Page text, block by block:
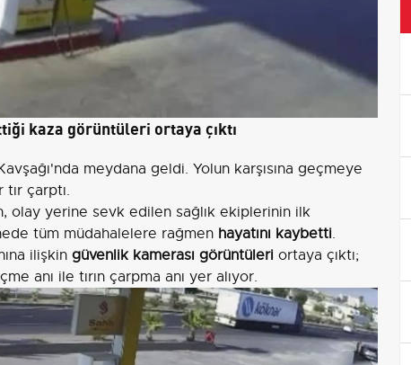
kaza görüntüleri ortaya çıktı
meydana geldi. Yolun karşısına geçmeye
çarptı.
olay yerine sevk edilen sağlık ekiplerinin ilk
tüm müdahalelere rağmen hayatını kaybetti.
ilişkin güvenlik kamerası görüntüleri ortaya çıktı;
anı ile tırın çarpma anı yer alıyor.